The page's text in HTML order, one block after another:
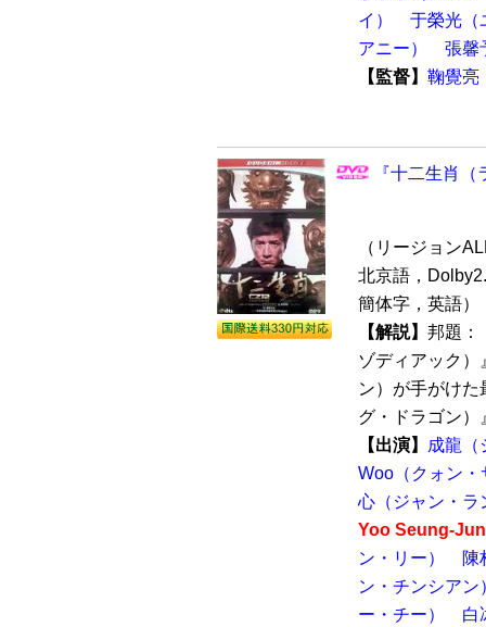
イ）
于榮光（
アニー）
張馨
【監督】 鞠覺亮
『十二生肖
（リージョン
北京語，
簡体字，英語）
【解説】 邦題：
ゾディアック）
ン）が手がけ
グ・ドラゴン）
【出演】
成龍（
Woo（クォン・
心（ジャン・ラ
Yoo Seung-
ン・リー）
陳
ン・チンシアン
ー・チー）
白